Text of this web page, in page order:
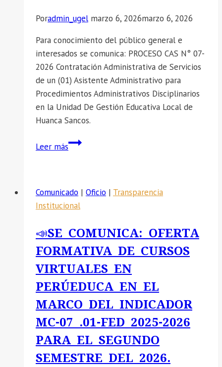
Poradmin_ugel marzo 6, 2026marzo 6, 2026
Para conocimiento del público general e
interesados se comunica: PROCESO CAS N° 07-
2026 Contratación Administrativa de Servicios
de un (01) Asistente Administrativo para
Procedimientos Administrativos Disciplinarios
en la Unidad De Gestión Educativa Local de
Huanca Sancos.
Leer más📣
PROCESO
CAS
07-
2026
CONTRATACIÓN
ADMINISTRATIVA
DE
SERVICIOS
DE
UN
(01)
ASISTENTE
Comunicado | Oficio | Transparencia
Institucional
📣SE COMUNICA: OFERTA
FORMATIVA DE CURSOS
VIRTUALES EN
PERÚEDUCA EN EL
MARCO DEL INDICADOR
MC-07 .01-FED 2025-2026
PARA EL SEGUNDO
SEMESTRE DEL 2026.